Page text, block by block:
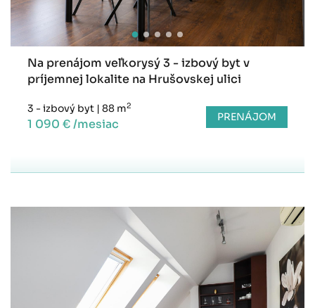
Na prenájom veľkorysý 3 - izbový byt v
príjemnej lokalite na Hrušovskej ulici
3 - izbový byt | 88 m2
1 090 € /mesiac PRENÁJOM